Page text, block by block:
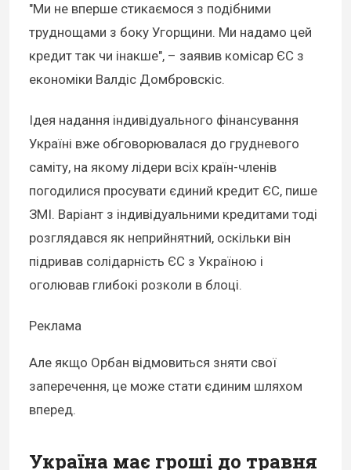
"Ми не вперше стикаємося з подібними
труднощами з боку Угорщини. Ми надамо цей
кредит так чи інакше", – заявив комісар ЄС з
економіки Валдіс Домбровскіс.
Ідея надання індивідуального фінансування
Україні вже обговорювалася до грудневого
саміту, на якому лідери всіх країн-членів
погодилися просувати єдиний кредит ЄС, пише
ЗМІ. Варіант з індивідуальними кредитами тоді
розглядався як неприйнятний, оскільки він
підривав солідарність ЄС з Україною і
оголював глибокі розколи в блоці.
Реклама
Але якщо Орбан відмовиться зняти свої
заперечення, це може стати єдиним шляхом
вперед.
Україна має гроші до травня